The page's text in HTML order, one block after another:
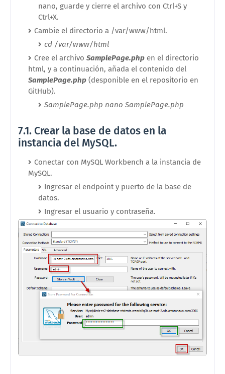
nano, guarde y cierre el archivo con Ctrl+S y
Ctrl+X.
Cambie el directorio a /var/www/html.
cd /var/www/html
Cree el archivo SamplePage.php en el directorio
html, y a continuación, añada el contenido del
SamplePage.php (desponible en el repositorio en
GitHub).
SamplePage.php nano SamplePage.php
7.1. Crear la base de datos en la
instancia del MySQL.
Conectar con MySQL Workbench a la instancia de
MySQL.
Ingresar el endpoint y puerto de la base de
datos.
Ingresar el usuario y contraseña.